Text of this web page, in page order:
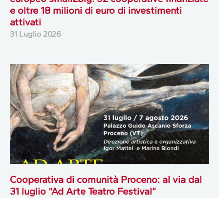
e oltre 18 milioni di euro di investimenti
attivati
31 Luglio 2026
Cooperativa di comunità Proceno: al via dal
31 luglio “Ad Arte Teatro Festival”